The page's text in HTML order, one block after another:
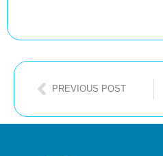
PREVIOUS POST